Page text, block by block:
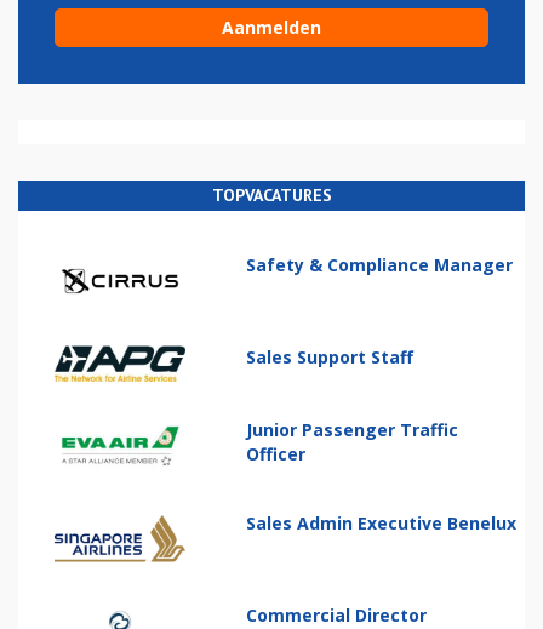
TOPVACATURES
Safety & Compliance Manager
Sales Support Staff
Junior Passenger Traffic
Officer
Sales Admin Executive Benelux
Commercial Director